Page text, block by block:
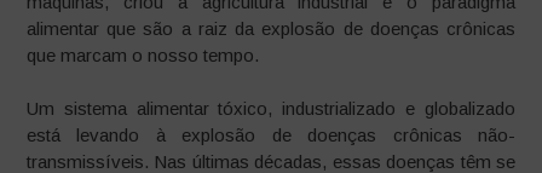
alimentar que são a raiz da explosão de doenças crônicas
que marcam o nosso tempo.
Um sistema alimentar tóxico, industrializado e globalizado
está levando à explosão de doenças crônicas não-
transmissíveis. Nas últimas décadas, essas doenças têm se